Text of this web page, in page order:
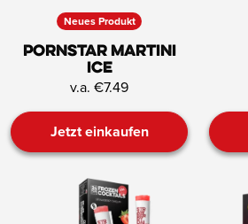
Neues Produkt
Pornstar Martini
ICE
v.a. €7.49
Jetzt einkaufen